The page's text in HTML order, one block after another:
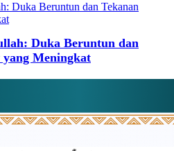
Duka Beruntun dan
Meningkat